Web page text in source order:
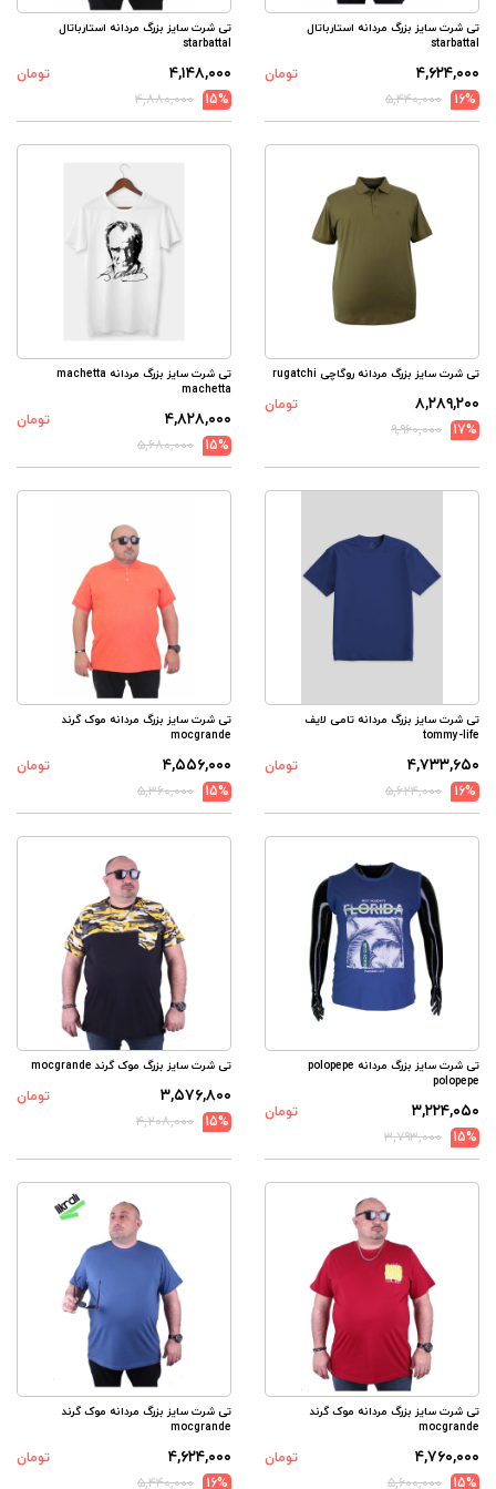
تی شرت سایز بزرگ مردانه استارباتال
starbattal
۴,۶۲۴,۰۰۰
تومان
16%
۵,۴۴۰,۰۰۰
تی شرت سایز بزرگ مردانه استارباتال
starbattal
۴,۱۴۸,۰۰۰
تومان
15%
۴,۸۸۰,۰۰۰
تی شرت سایز بزرگ مردانه روگاچی rugatchi
۸,۲۸۹,۲۰۰
تومان
17%
۹,۹۶۰,۰۰۰
تی شرت سایز بزرگ مردانه machetta
machetta
۴,۸۲۸,۰۰۰
تومان
15%
۵,۶۸۰,۰۰۰
تی شرت سایز بزرگ مردانه تامی لایف
tommy-life
۴,۷۳۳,۶۵۰
تومان
16%
۵,۶۲۴,۰۰۰
تی شرت سایز بزرگ مردانه موک گرند
mocgrande
۴,۵۵۶,۰۰۰
تومان
15%
۵,۳۶۰,۰۰۰
تی شرت سایز بزرگ مردانه polopepe
polopepe
۳,۲۲۴,۰۵۰
تومان
15%
۳,۷۹۳,۰۰۰
تی شرت سایز بزرگ موک گرند mocgrande
۳,۵۷۶,۸۰۰
تومان
15%
۴,۲۰۸,۰۰۰
تی شرت سایز بزرگ مردانه موک گرند
mocgrande
۴,۷۶۰,۰۰۰
تومان
15%
۵,۶۰۰,۰۰۰
تی شرت سایز بزرگ مردانه موک گرند
mocgrande
۴,۶۲۴,۰۰۰
تومان
16%
۵,۴۴۰,۰۰۰